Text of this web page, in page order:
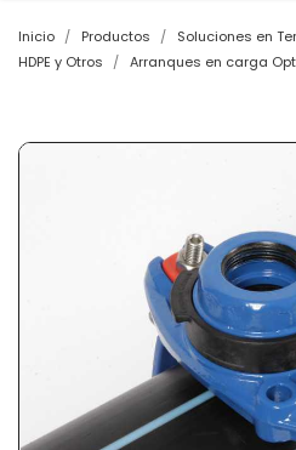
Inicio Productos Soluciones en
HDPE y Otros
Arranques en carga